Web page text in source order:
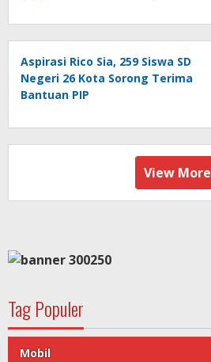
Aspirasi Rico Sia, 259 Siswa SD
Negeri 26 Kota Sorong Terima
Bantuan PIP
View More
Tag Populer
Mobil